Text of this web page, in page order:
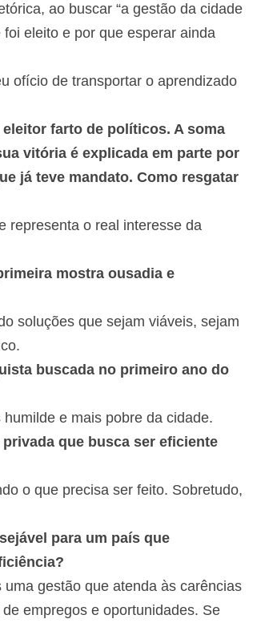
ao buscar “a gestão da cidade
eleito e por que esperar ainda
ofício de transportar o aprendizado
farto de políticos. A soma
vitória é explicada em parte por
já teve mandato. Como resgatar
representa o real interesse da
mostra ousadia e
soluções que sejam viáveis, sejam
buscada no primeiro ano do
e mais pobre da cidade.
que busca ser eficiente
o que precisa ser feito. Sobretudo,
para um país que
gestão que atenda às carências
empregos e oportunidades. Se